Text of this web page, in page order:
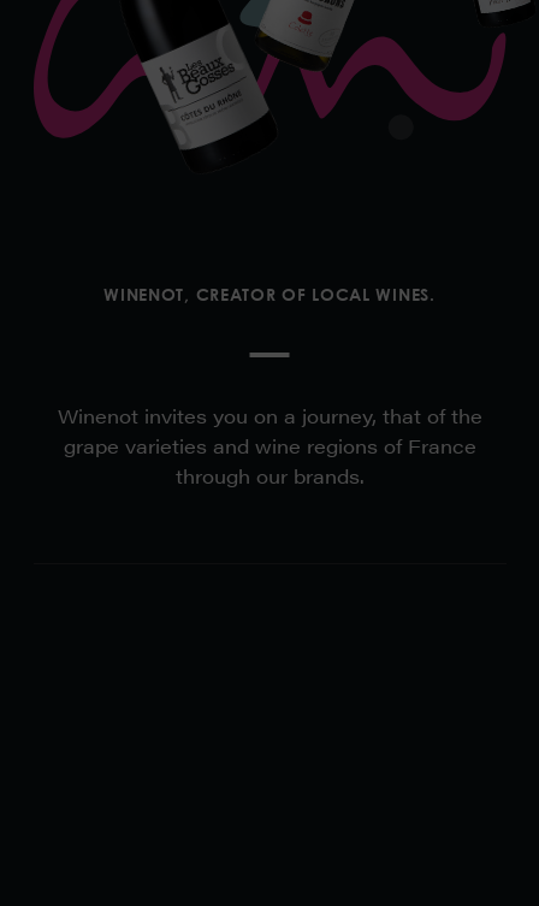
WINENOT, CREATOR OF LOCAL WINES.
Winenot invites you on a journey, that of the
grape varieties and wine regions of France
through our brands.